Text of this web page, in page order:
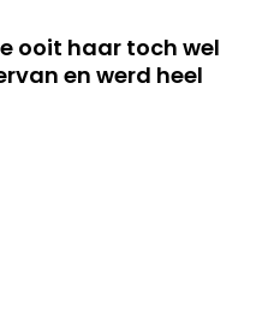
ooit haar toch wel
en werd heel